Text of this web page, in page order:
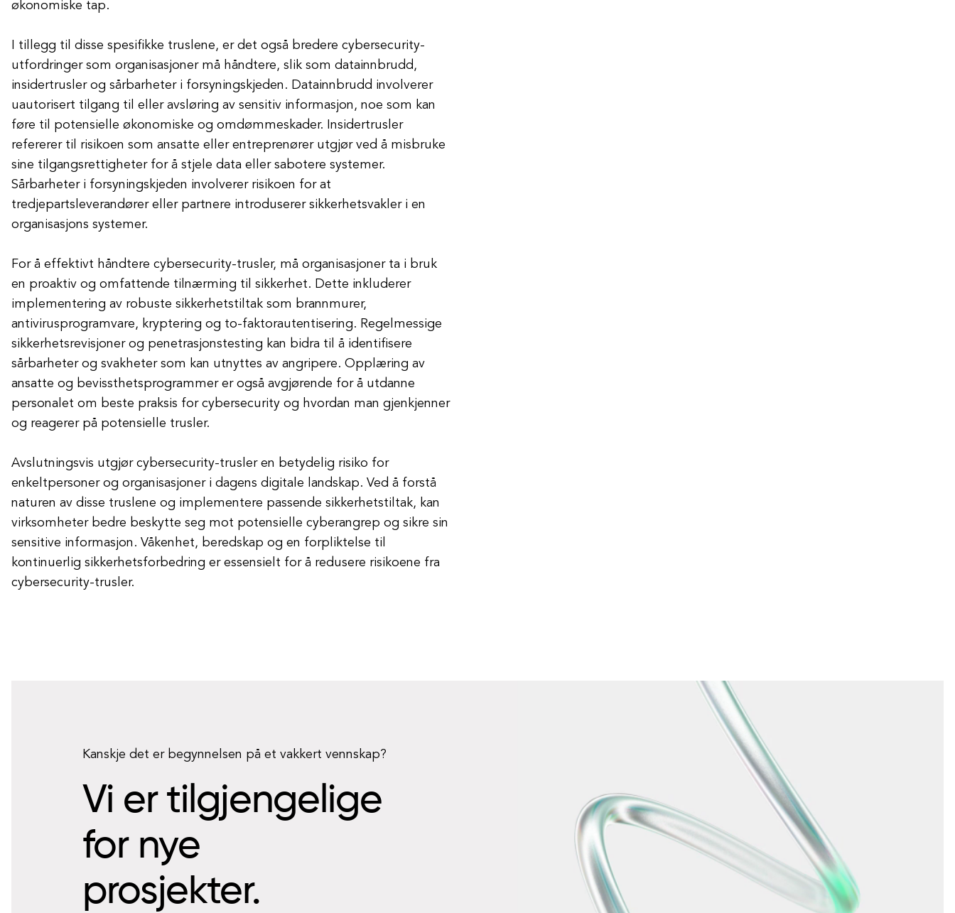
økonomiske tap.
I tillegg til disse spesifikke truslene, er det også bredere cybersecurity-
utfordringer som organisasjoner må håndtere, slik som datainnbrudd,
insidertrusler og sårbarheter i forsyningskjeden. Datainnbrudd involverer
uautorisert tilgang til eller avsløring av sensitiv informasjon, noe som kan
føre til potensielle økonomiske og omdømmeskader. Insidertrusler
refererer til risikoen som ansatte eller entreprenører utgjør ved å misbruke
sine tilgangsrettigheter for å stjele data eller sabotere systemer.
Sårbarheter i forsyningskjeden involverer risikoen for at
tredjepartsleverandører eller partnere introduserer sikkerhetsvakler i en
organisasjons systemer.
For å effektivt håndtere cybersecurity-trusler, må organisasjoner ta i bruk
en proaktiv og omfattende tilnærming til sikkerhet. Dette inkluderer
implementering av robuste sikkerhetstiltak som brannmurer,
antivirusprogramvare, kryptering og to-faktorautentisering. Regelmessige
sikkerhetsrevisjoner og penetrasjonstesting kan bidra til å identifisere
sårbarheter og svakheter som kan utnyttes av angripere. Opplæring av
ansatte og bevissthetsprogrammer er også avgjørende for å utdanne
personalet om beste praksis for cybersecurity og hvordan man gjenkjenner
og reagerer på potensielle trusler.
Avslutningsvis utgjør cybersecurity-trusler en betydelig risiko for
enkeltpersoner og organisasjoner i dagens digitale landskap. Ved å forstå
naturen av disse truslene og implementere passende sikkerhetstiltak, kan
virksomheter bedre beskytte seg mot potensielle cyberangrep og sikre sin
sensitive informasjon. Våkenhet, beredskap og en forpliktelse til
kontinuerlig sikkerhetsforbedring er essensielt for å redusere risikoene fra
cybersecurity-trusler.
Kanskje det er begynnelsen på et vakkert vennskap?
Vi er tilgjengelige
for nye
prosjekter.